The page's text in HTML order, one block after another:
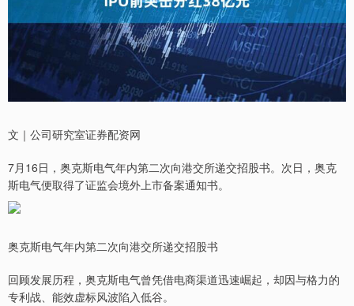
文｜公司研究室证券配资网
7月16日，奥克斯电气年内第二次向港交所递交招股书。次日，奥克
斯电气便取得了证监会境外上市备案通知书。
奥克斯电气年内第二次向港交所递交招股书
回顾发展历程，奥克斯电气曾凭借电商渠道迅速崛起，却因与格力的
专利战、能效虚标风波陷入低谷。